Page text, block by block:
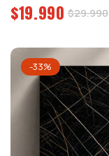
Precio
regular
$19.990Precio
venta
$29.990
-33%